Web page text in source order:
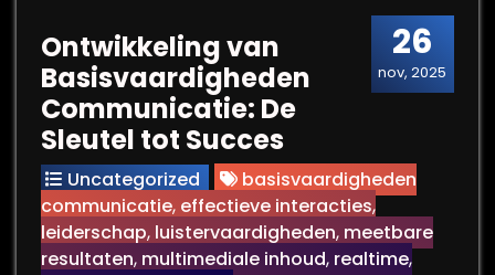
26
nov, 2025
Ontwikkeling van
Basisvaardigheden
Communicatie: De
Sleutel tot Succes
Uncategorized
basisvaardigheden
communicatie, effectieve interacties,
leiderschap, luistervaardigheden, meetbare
resultaten, multimediale inhoud, realtime,